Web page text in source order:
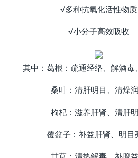
√多种抗氧化活性物质
√小分子高效吸收
其中：葛根：疏通经络、解酒毒
桑叶：清肝明目、清燥
枸杞：滋养肝肾、清肝
覆盆子：补益肝肾、明目